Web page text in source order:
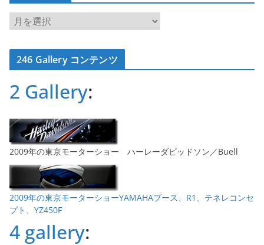
ア
ー
カ
イ246 Gallery コンテンツ
2 Gallery:
2009年の東京モーターショー ハーレーダビッドソン／Buell
2009年の東京モーターショーYAMAHAブース、R1、テネレコンセ
プト、YZ450F
4 gallery: